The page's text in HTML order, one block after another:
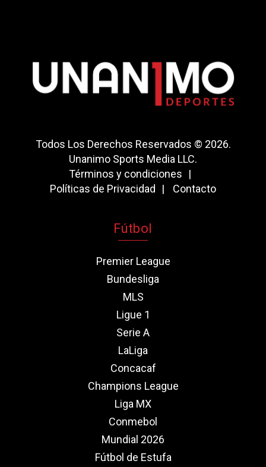
Todos Los Derechos Reservados © 2026.
Unanimo Sports Media LLC.
Términos y condiciones
Políticas de Privacidad
Contacto
Fútbol
Premier League
Bundesliga
MLS
Ligue 1
Serie A
LaLiga
Concacaf
Champions League
Liga MX
Conmebol
Mundial 2026
Fútbol de Estufa